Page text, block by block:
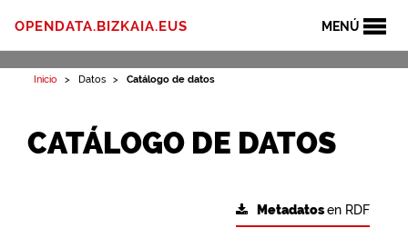
MENÚ
OPENDATA.BIZKAIA.EUS
Inicio Datos Catálogo de datos
CATÁLOGO DE DATOS
Metadatosen RDF